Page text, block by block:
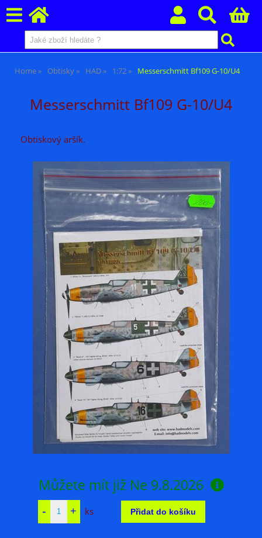
Home Obtisky HAD 1:72 Messerschmitt Bf109 G-10/U4
Messerschmitt Bf109 G-10/U4
Obtiskový aršík.
Můžete mít již Ne 9.8.2026
ks